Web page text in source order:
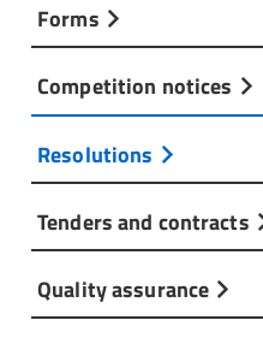
Forms
Competition notices
Resolutions
Tenders and contracts
Quality assurance